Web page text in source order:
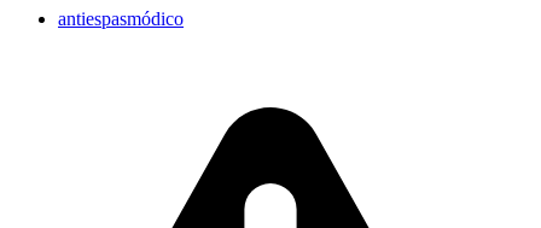
antiespasmódico